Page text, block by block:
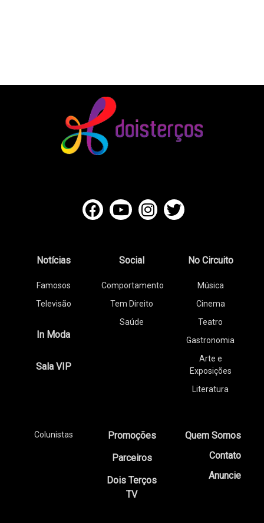
Notícias
Famosos
Televisão
In Moda
Sala VIP
Social
Comportamento
Tem Direito
Saúde
No Circuito
Música
Cinema
Teatro
Gastronomia
Arte e
Exposições
Literatura
Colunistas
Promoções
Parceiros
Dois Terços
TV
Quem Somos
Contato
Anuncie